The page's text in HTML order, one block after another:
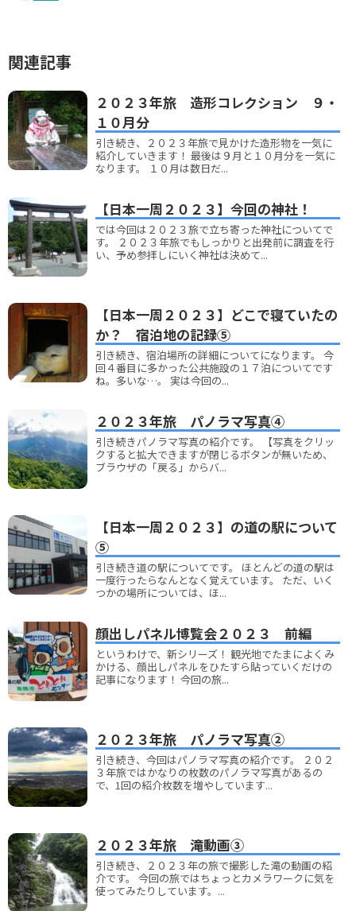
関連記事
２０２３年旅 造形コレクション ９・
１０月分
引き続き、２０２３年旅で見かけた造形物を一気に
紹介していきます！ 最後は９月と１０月分を一気に
なります。 １０月は数日だ...
【日本一周２０２３】今回の神社！
では今回は２０２３旅で立ち寄った神社についてで
す。 ２０２３年旅でもしっかりと出発前に調査を行
い、予め参拝しにいく神社は決めて...
【日本一周２０２３】どこで寝ていたの
か？ 宿泊地の記録⑤
引き続き、宿泊場所の詳細についてになります。 今
回４番目に多かった公共施設の１７泊についてです
ね。多いな…。 実は今回の...
２０２３年旅 パノラマ写真④
引き続きパノラマ写真の紹介です。 【写真をクリッ
クすると拡大できますが閉じるボタンが無いため、
ブラウザの「戻る」からバ...
【日本一周２０２３】の道の駅について
⑤
引き続き道の駅についてです。 ほとんどの道の駅は
一度行ったらなんとなく覚えています。 ただ、いく
つかの場所については、ほ...
顔出しパネル博覧会２０２３ 前編
というわけで、新シリーズ！ 観光地でたまによくみ
かける、顔出しパネルをひたすら貼っていくだけの
記事になります！ 今回の旅...
２０２３年旅 パノラマ写真②
引き続き、今回はパノラマ写真の紹介です。 ２０２
３年旅ではかなりの枚数のパノラマ写真があるの
で、1回の紹介枚数を増やしています...
２０２３年旅 滝動画③
引き続き、２０２３年の旅で撮影した滝の動画の紹
介です。 今回の旅ではちょっとカメラワークに気を
使ってみたりしています。...